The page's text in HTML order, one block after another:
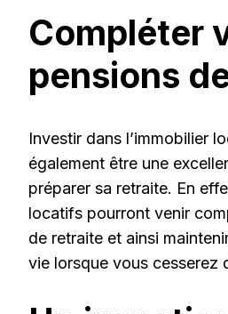
Compléter
pensions
Investir dans l’immobilier
également être une
préparer sa retraite. En
locatifs pourront venir
de retraite et ainsi
vie lorsque vous cesserez